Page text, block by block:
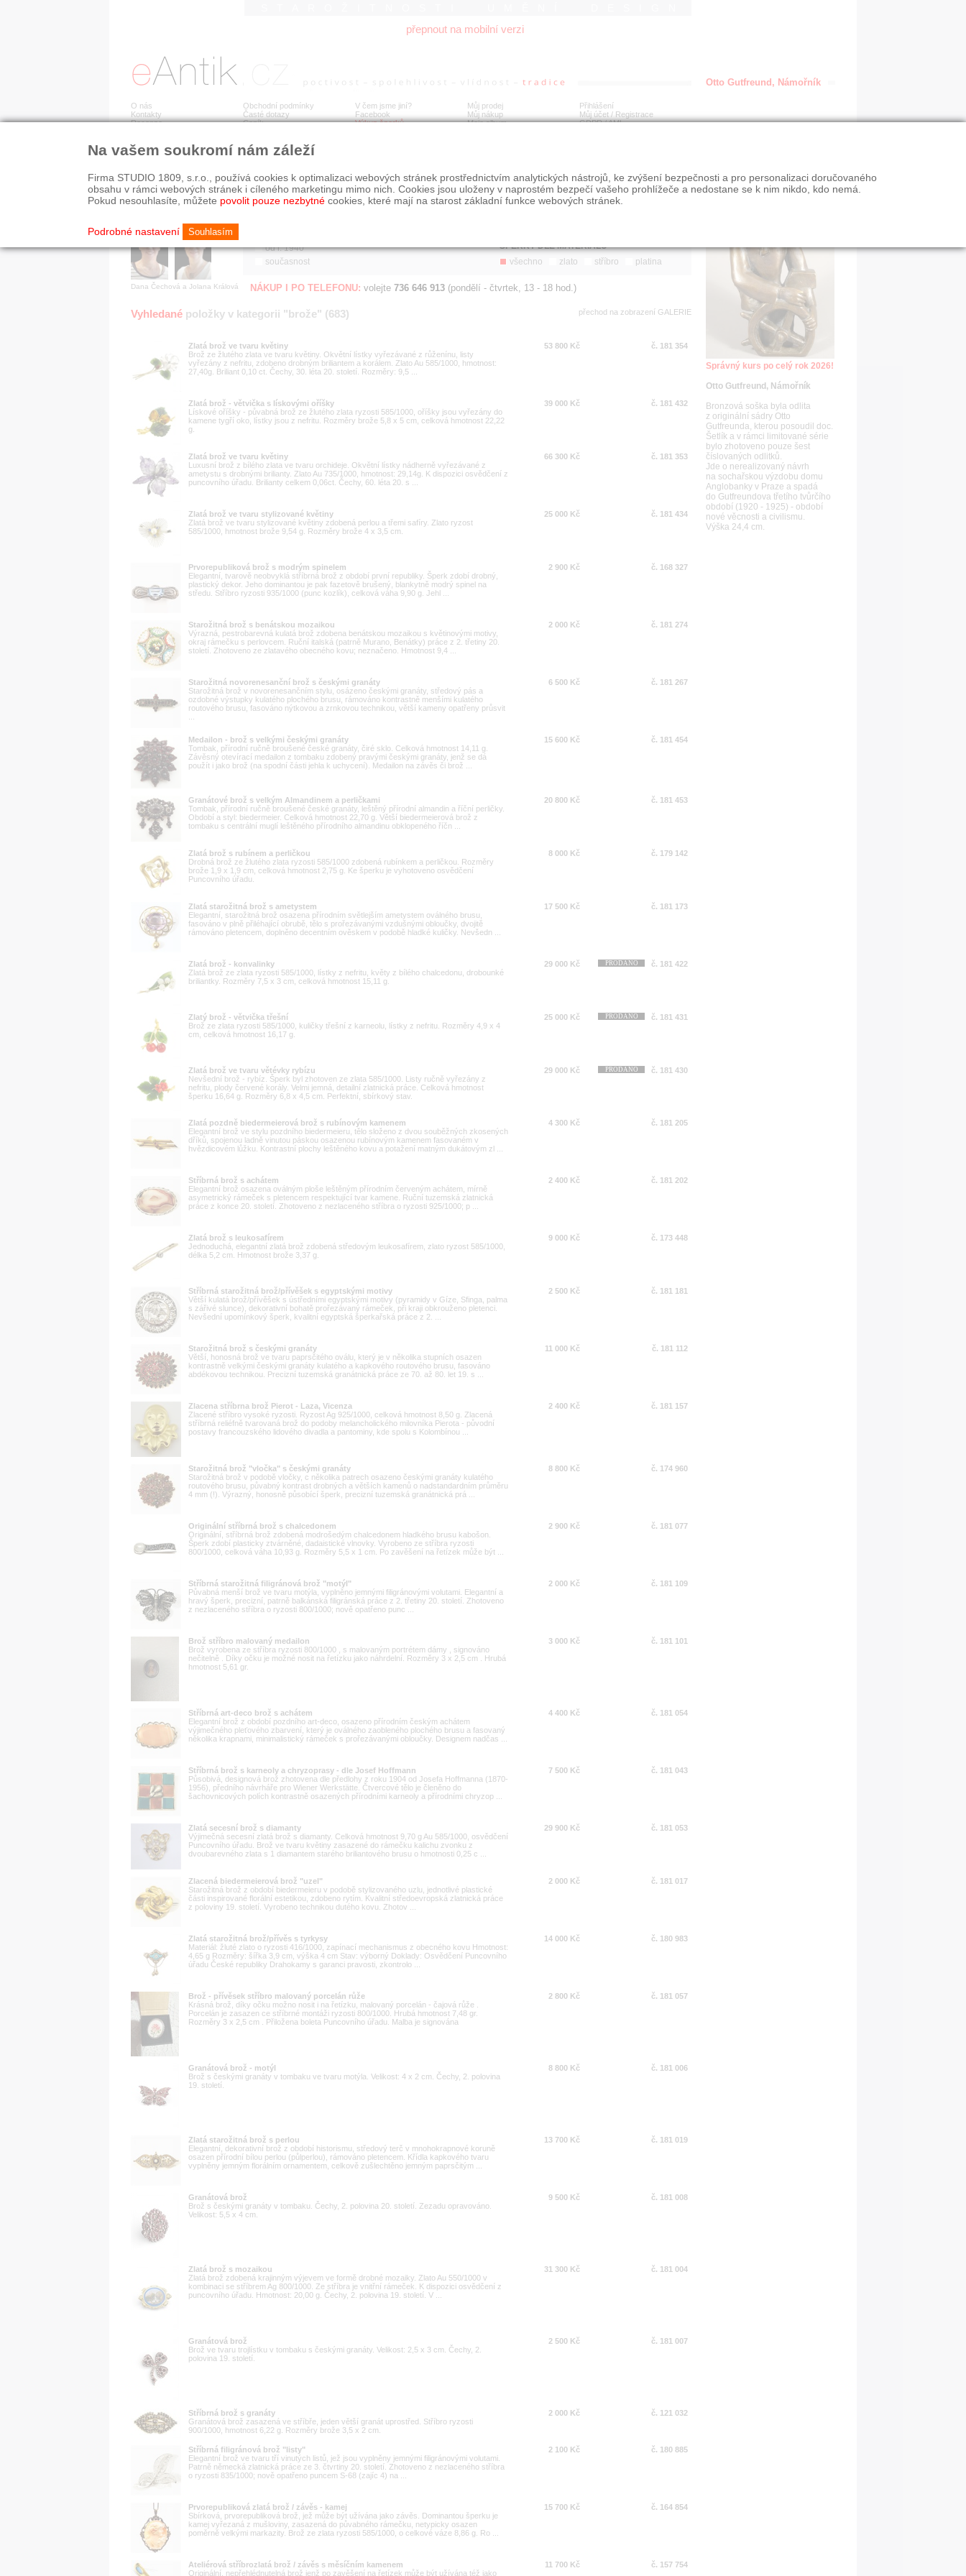
přepnout na mobilní verzi
O nás
Kontakty
Recenze
Obchodní podmínky
Časté dotazy
Ceník
V čem jsme jiní?
Facebook
Výkup šperků
Můj prodej
Můj nákup
Moje album
Přihlášení
Můj účet / Registrace
GDPR/AML
Jsme prověřená firma
Zákazníci u nás oceňují:
■ odborné zázemí
■ bezpečné prostředí
Dana Čechová a Jolana Králová
RYCHLÉ HLEDÁNÍ
HISTORICKÉ OBDOBÍ
všechno
před r. 1800
od r. 1940
současnost
STÁŘÍ NABÍDKY
všechno
jen poslední den
ŘAZENÍ
nejnovější napřed
podle cen sestupně
SLEVY
jen slevy
ŠPERKY DLE MATERIÁLU
všechno
zlato stříbro platina
NÁKUP I PO TELEFONU: volejte 736 646 913 (pondělí - čtvrtek, 13 - 18 hod.)
Vyhledané položky v kategorii "brože" (683) přechod na zobrazení GALERIE
Zlatá brož ve tvaru květiny
Brož ze žlutého zlata ve tvaru květiny. Okvětní lístky vyřezávané z růženínu, listy
vyřezány z nefritu, zdobeno drobným briliantem a korálem. Zlato Au 585/1000, hmotnost:
27,40g. Briliant 0,10 ct. Čechy, 30. léta 20. století. Rozměry: 9,5 ...
53 800 Kč č. 181 354
Zlatá brož - větvička s lískovými oříšky
Lískové oříšky - půvabná brož ze žlutého zlata ryzosti 585/1000, oříšky jsou vyřezány do
kamene tygří oko, lístky jsou z nefritu. Rozměry brože 5,8 x 5 cm, celková hmotnost 22,22
g.
39 000 Kč č. 181 432
Zlatá brož ve tvaru květiny
Luxusní brož z bílého zlata ve tvaru orchideje. Okvětní lístky nádherně vyřezávané z
ametystu s drobnými brilianty. Zlato Au 735/1000, hmotnost: 29,14g. K dispozici osvědčení z
puncovního úřadu. Brilianty celkem 0,06ct. Čechy, 60. léta 20. s ...
66 300 Kč č. 181 353
Zlatá brož ve tvaru stylizované květiny
Zlatá brož ve tvaru stylizované květiny zdobená perlou a třemi safíry. Zlato ryzost
585/1000, hmotnost brože 9,54 g. Rozměry brože 4 x 3,5 cm.
25 000 Kč č. 181 434
Prvorepubliková brož s modrým spinelem
Elegantní, tvarově neobvyklá stříbrná brož z období první republiky. Šperk zdobí drobný,
plastický dekor. Jeho dominantou je pak fazetově brušený, blankytně modrý spinel na
středu. Stříbro ryzosti 935/1000 (punc kozlík), celková váha 9,90 g. Jehl ...
2 900 Kč č. 168 327
Starožitná brož s benátskou mozaikou
Výrazná, pestrobarevná kulatá brož zdobena benátskou mozaikou s květinovými motivy,
okraj rámečku s perlovcem. Ruční italská (patrně Murano, Benátky) práce z 2. třetiny 20.
století. Zhotoveno ze zlatavého obecného kovu; neznačeno. Hmotnost 9,4 ...
2 000 Kč č. 181 274
Starožitná novorenesanční brož s českými granáty
Starožitná brož v novorenesančním stylu, osázeno českými granáty, středový pás a
ozdobné výstupky kulatého plochého brusu, rámováno kontrastně menšími kulatého
routového brusu, fasováno nýtkovou a zrnkovou technikou, větší kameny opatřeny průsvit
6 500 Kč č. 181 267
Medailon - brož s velkými českými granáty
Tombak, přírodní ručně broušené české granáty, čiré sklo. Celková hmotnost 14,11 g.
Závěsný otevírací medailon z tombaku zdobený pravými českými granáty, jenž se dá
použít i jako brož (na spodní části jehla k uchycení). Medailon na závěs či brož ...
15 600 Kč č. 181 454
Granátové brož s velkým Almandinem a perličkami
Tombak, přírodní ručně broušené české granáty, leštěný přírodní almandin a říční perličky.
Období a styl: biedermeier. Celková hmotnost 22,70 g. Větší biedermeierová brož z
tombaku s centrální muglí leštěného přírodního almandinu obklopeného říčn ...
20 800 Kč č. 181 453
Zlatá brož s rubínem a perličkou
Drobná brož ze žlutého zlata ryzosti 585/1000 zdobená rubínkem a perličkou. Rozměry
brože 1,9 x 1,9 cm, celková hmotnost 2,75 g. Ke šperku je vyhotoveno osvědčení
Puncovního úřadu.
8 000 Kč č. 179 142
Zlatá starožitná brož s ametystem
Elegantní, starožitná brož osazena přírodním světlejším ametystem oválného brusu,
fasováno v plně přiléhající obrubě, tělo s prořezávanými vzdušnými obloučky, dvojitě
rámováno pletencem, doplněno decentním ověskem v podobě hladké kuličky. Nevšedn ...
17 500 Kč č. 181 173
Zlatá brož - konvalinky
Zlatá brož ze zlata ryzosti 585/1000, lístky z nefritu, květy z bílého chalcedonu, drobounké
briliantky. Rozměry 7,5 x 3 cm, celková hmotnost 15,11 g.
29 000 Kč PRODÁNO č. 181 422
Zlatý brož - větvička třešní
Brož ze zlata ryzosti 585/1000, kuličky třešní z karneolu, lístky z nefritu. Rozměry 4,9 x 4
cm, celková hmotnost 16,17 g.
25 000 Kč PRODÁNO č. 181 431
Zlatá brož ve tvaru větévky rybízu
Nevšední brož - rybíz. Šperk byl zhotoven ze zlata 585/1000. Listy ručně vyřezány z
nefritu, plody červené korály. Velmi jemná, detailní zlatnická práce. Celková hmotnost
šperku 16,64 g. Rozměry 6,8 x 4,5 cm. Perfektní, sbírkový stav.
29 000 Kč PRODÁNO č. 181 430
Zlatá pozdně biedermeierová brož s rubínovým kamenem
Elegantní brož ve stylu pozdního biedermeieru, tělo složeno z dvou souběžných zkosených
dříků, spojenou ladně vinutou páskou osazenou rubínovým kamenem fasovaném v
hvězdicovém lůžku. Kontrastní plochy leštěného kovu a potažení matným dukátovým zl ...
4 300 Kč č. 181 205
Stříbrná brož s achátem
Elegantní brož osazena oválným ploše leštěným přírodním červeným achátem, mírně
asymetrický rámeček s pletencem respektující tvar kamene. Ruční tuzemská zlatnická
práce z konce 20. století. Zhotoveno z nezlaceného stříbra o ryzosti 925/1000; p ...
2 400 Kč č. 181 202
Zlatá brož s leukosafírem
Jednoduchá, elegantní zlatá brož zdobená středovým leukosafírem, zlato ryzost 585/1000,
délka 5,2 cm. Hmotnost brože 3,37 g.
9 000 Kč č. 173 448
Stříbrná starožitná brož/přívěšek s egyptskými motivy
Větší kulatá brož/přívěšek s ústředními egyptskými motivy (pyramidy v Gíze, Sfinga, palma
s zářivé slunce), dekorativní bohatě prořezávaný rámeček, při kraji obkrouženo pletenci.
Nevšední upomínkový šperk, kvalitní egyptská šperkařská práce z 2. ...
2 500 Kč č. 181 181
Starožitná brož s českými granáty
Větší, honosná brož ve tvaru paprsčitého oválu, který je v několika stupních osazen
kontrastně velkými českými granáty kulatého a kapkového routového brusu, fasováno
abdékovou technikou. Precizní tuzemská granátnická práce ze 70. až 80. let 19. s ...
11 000 Kč č. 181 112
Zlacena stříbrna brož Pierot - Laza, Vicenza
Zlacené stříbro vysoké ryzosti. Ryzost Ag 925/1000, celková hmotnost 8,50 g. Zlacená
stříbrná reliéfně tvarovaná brož do podoby melancholického milovníka Pierota - původní
postavy francouzského lidového divadla a pantominy, kde spolu s Kolombínou ...
2 400 Kč č. 181 157
Starožitná brož "vločka" s českými granáty
Starožitná brož v podobě vločky, c několika patrech osazeno českými granáty kulatého
routového brusu, půvabný kontrast drobných a větších kamenů o nadstandardním průměru
4 mm (!). Výrazný, honosně působící šperk, precizní tuzemská granátnická prá ...
8 800 Kč č. 174 960
Originální stříbrná brož s chalcedonem
Originální, stříbrná brož zdobená modrošedým chalcedonem hladkého brusu kabošon.
Šperk zdobí plasticky ztvárněné, dadaistické vlnovky. Vyrobeno ze stříbra ryzosti
800/1000, celková váha 10,93 g. Rozměry 5,5 x 1 cm. Po zavěšení na řetízek může být ...
2 900 Kč č. 181 077
Stříbrná starožitná filigránová brož "motýl"
Půvabná menší brož ve tvaru motýla, vyplněno jemnými filigránovými volutami. Elegantní a
hravý šperk, precizní, patrně balkánská filigránská práce z 2. třetiny 20. století. Zhotoveno
z nezlaceného stříbra o ryzosti 800/1000; nově opatřeno punc ...
2 000 Kč č. 181 109
Brož stříbro malovaný medailon
Brož vyrobena ze stříbra ryzosti 800/1000 , s malovaným portrétem dámy , signováno
nečitelně . Díky očku je možné nosit na řetízku jako náhrdelní. Rozměry 3 x 2,5 cm . Hrubá
hmotnost 5,61 gr.
3 000 Kč č. 181 101
Stříbrná art-deco brož s achátem
Elegantní brož z období pozdního art-deco, osazeno přírodním českým achátem
výjimečného pleťového zbarvení, který je oválného zaobleného plochého brusu a fasovaný
několika krapnami, minimalistický rámeček s prořezávanými obloučky. Designem nadčas ...
4 400 Kč č. 181 054
Stříbrná brož s karneoly a chryzoprasy - dle Josef Hoffmann
Působivá, designová brož zhotovena dle předlohy z roku 1904 od Josefa Hoffmanna (1870-
1956), předního návrháře pro Wiener Werkstätte. Čtvercové tělo je členěno do
šachovnicových polích kontrastně osazených přírodními karneoly a přírodními chryzop ...
7 500 Kč č. 181 043
Zlatá secesní brož s diamanty
Výjimečná secesní zlatá brož s diamanty. Celková hmotnost 9,70 g Au 585/1000, osvědčení
Puncovního úřadu. Brož ve tvaru květiny zasazené do rámečku kalichu zvonku z
dvoubarevného zlata s 1 diamantem starého briliantového brusu o hmotnosti 0,25 c ...
29 900 Kč č. 181 053
Zlacená biedermeierová brož "uzel"
Starožitná brož z období biedermeieru v podobě stylizovaného uzlu, jednotlivé plastické
části inspirované florální estetikou, zdobeno rytím. Kvalitní středoevropská zlatnická práce
z poloviny 19. století. Vyrobeno technikou dutého kovu. Zhotov ...
2 000 Kč č. 181 017
Zlatá starožitná brož/přívěs s tyrkysy
Materiál: žluté zlato o ryzosti 416/1000, zapínací mechanismus z obecného kovu Hmotnost:
4,65 g Rozměry: šířka 3,9 cm, výška 4 cm Stav: výborný Doklady: Osvědčení Puncovního
úřadu České republiky Drahokamy s garanci pravosti, zkontrolo ...
14 000 Kč č. 180 983
Brož - přívěsek stříbro malovaný porcelán růže
Krásná brož, díky očku možno nosit i na řetízku, malovaný porcelán - čajová růže .
Porcelán je zasazen ce stříbrné montáži ryzosti 800/1000. Hrubá hmotnost 7,48 gr.
Rozměry 3 x 2,5 cm . Přiložena boleta Puncovního úřadu. Malba je signována
2 800 Kč č. 181 057
Granátová brož - motýl
Brož s českými granáty v tombaku ve tvaru motýla. Velikost: 4 x 2 cm. Čechy, 2. polovina
19. století.
8 800 Kč č. 181 006
Zlatá starožitná brož s perlou
Elegantní, dekorativní brož z období historismu, středový terč v mnohokrapnové koruně
osazen přírodní bílou perlou (půlperlou), rámováno pletencem. Křídla kapkového tvaru
vyplněny jemným florálním ornamentem, celkově zušlechtěno jemným paprsčitým ...
13 700 Kč č. 181 019
Granátová brož
Brož s českými granáty v tombaku. Čechy, 2. polovina 20. století. Zezadu opravováno.
Velikost: 5,5 x 4 cm.
9 500 Kč č. 181 008
Zlatá brož s mozaikou
Zlatá brož zdobená krajinným výjevem ve formě drobné mozaiky. Zlato Au 550/1000 v
kombinaci se stříbrem Ag 800/1000. Ze stříbra je vnitřní rámeček. K dispozici osvědčení z
puncovního úřadu. Hmotnost: 20,00 g. Čechy, 2. polovina 19. století. V ...
31 300 Kč č. 181 004
Granátová brož
Brož ve tvaru trojlístku v tombaku s českými granáty. Velikost: 2,5 x 3 cm. Čechy, 2.
polovina 19. století.
2 500 Kč č. 181 007
Stříbrná brož s granáty
Granátová brož zasazená ve stříbře, jeden větší granát uprostřed. Stříbro ryzosti
900/1000, hmotnost 6,22 g. Rozměry brože 3,5 x 2 cm.
2 000 Kč č. 121 032
Stříbrná filigránová brož "listy"
Elegantní brož ve tvaru tří vinutých listů, jež jsou vyplněny jemnými filigránovými volutami.
Patrně německá zlatnická práce ze 3. čtvrtiny 20. století. Zhotoveno z nezlaceného stříbra
o ryzosti 835/1000; nově opatřeno puncem S-68 (zajíc 4) na ...
2 100 Kč č. 180 885
Prvorepubliková zlatá brož / závěs - kamej
Sbírková, prvorepubliková brož, jež může být užívána jako závěs. Dominantou šperku je
kamej vyřezaná z mušloviny, zasazená do půvabného rámečku, netypicky osazen
poměrně velkými markazity. Brož ze zlata ryzosti 585/1000, o celkové váze 8,86 g. Ro ...
15 700 Kč č. 164 854
Ateliérová stříbrozlatá brož / závěs s měsíčním kamenem
Originální, nepřehlédnutelná brož jenž po zavěšení na řetízek může být užívána též jako
11 700 Kč č. 157 754
Otto Gutfreund, Námořník
Správný kurs po celý rok 2026!
Otto Gutfreund, Námořník
Bronzová soška byla odlita
z originální sádry Otto
Gutfreunda, kterou posoudil doc.
Šetlík a v rámci limitované série
bylo zhotoveno pouze šest
číslovaných odlitků.
Jde o nerealizovaný návrh
na sochařskou výzdobu domu
Anglobanky v Praze a spadá
do Gutfreundova třetího tvůrčího
období (1920 - 1925) - období
nové věcnosti a civilismu.
Výška 24,4 cm.
Na vašem soukromí nám záleží
Firma STUDIO 1809, s.r.o., používá cookies k optimalizaci webových stránek prostřednictvím analytických nástrojů, ke zvýšení bezpečnosti a pro personalizaci doručovaného
obsahu v rámci webových stránek i cíleného marketingu mimo nich. Cookies jsou uloženy v naprostém bezpečí vašeho prohlížeče a nedostane se k nim nikdo, kdo nemá.
Pokud nesouhlasíte, můžete povolit pouze nezbytné cookies, které mají na starost základní funkce webových stránek.
Podrobné nastavení Souhlasím